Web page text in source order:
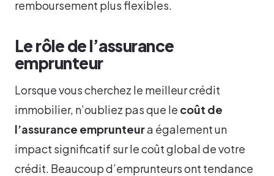
remboursement plus flexibles.
Le rôle de l’assurance
emprunteur
Lorsque vous cherchez le meilleur crédit
immobilier, n’oubliez pas que le coût de
l’assurance emprunteura également un
impact significatif sur le coût global de votre
crédit. Beaucoup d’emprunteurs ont tendance